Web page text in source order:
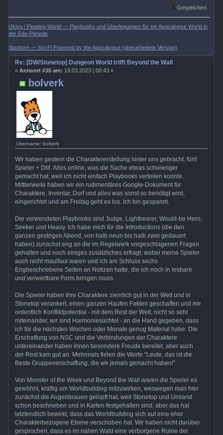
Gespeichert
Ukiyo / Floating World — Playbooks und Überlegungen für ein Apocalypse World in
der Edo-Periode
Starborn — Sci-Fi Powered by the Apocalypse (überarbeitete Version)
bolverk
Username: bolverk
Re: [DW/Stonetop] Dungeon World trifft Beyond the Wall
« Antwort #35 am: 19.03.2023 | 00:43 »
Wir haben gestern die Charaktererstellung hinter uns gebracht, fünf
Spieler + DM. Alles online, was die Sache etwas schwieriger
gemacht hat, weil ich nicht einfach Playbooks verteilen konnte.
Mittlerweile haben wir ein rudimentäres Google-Dokument für
Charaktere, Inventar, Dorf und alles was sonst so benötigt wird,
eingerichtet und am Freitag geht es los. Ich bin gespannt.
Die verwendeten Playbooks sind Judge, Lightbearer, Would-be Hero,
Seeker und Heavy. Ich habe mich für die Introductions (die den
ganzen gestrigen Abend, von halb neun bis halb zwei gedauert
haben) zunächst eng an die im Regelwerk vorgeschlagenen Fragen
gehalten und noch einiges zusätzliches erfragt, wobei meine Spieler
auch nicht maulfaul waren und ich am Schluss sechs
Engbeschriebene Seiten an Notizen hatte, die ich noch in lesbare
und verwertbare Form bringen muss.
Die Spieler haben ihre Charaktere ziemlich gut in der Welt und in
Stonetop verankert, einen ganzen Haufen Fakten geschaffen und mir
ordentlich Konfliktpotential - mit dem Rest der Welt, nicht so sehr
miteinander, wir sind Harmoniesüchtel - an die Hand gegeben, dass
ich für die nächsten Wochen oder Monate genug Material habe. Die
Erschaffung von NSC und die Verbindungen der Charaktere
untereinander haben ihnen besondere Freude bereitet, aber auch
der Rest kam gut an. Mehrmals fielen die Worte "Leute, das ist die
Beste Gruppenerschaffung, die wir jemals gemacht haben!"
Von Monster of the Week und Beyond the Wall waren die Spieler es
gewöhnt, kräftig am Worldbuilding mitzuwirken, weswegen man hier
zunächst die Augenbrauen gelüpft hat, weil Stonetop und Umland
schon beschrieben und in Karten festgehalten sind, aber das hat
letztendlich bewirkt, dass das Worldbuilding sich auf eine eher
Charakterbezogene Ebene verschoben hat. Wir haben nicht darüber
gesprochen, dass es im nahen Wald eine verborgene Ruine der